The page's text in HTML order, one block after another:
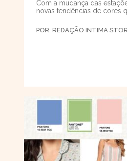
Com a mudança das
novas tendências de cores
POR: REDAÇÃO INTIMA